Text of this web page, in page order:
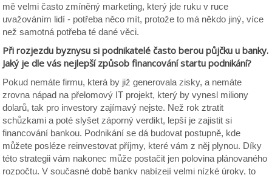
mě velmi často zmíněný marketing, který jde ruku v ruce
uvažováním lidí - potřeba něco mít, protože to má někdo jiný, více
než samotná potřeba té dané věci.
Při rozjezdu byznysu si podnikatelé často berou půjčku u banky.
Jaký je dle vás nejlepší způsob financování startu podnikání?
Pokud nemáte firmu, která by již generovala zisky, a nemáte
zrovna nápad na přelomový IT projekt, který by vynesl miliony
dolarů, tak pro investory zajímavý nejste. Než rok ztratit
schůzkami a poté slyšet záporný verdikt, lepší je zajistit si
financování bankou. Podnikání se dá budovat postupně, kde
můžete posléze reinvestovat příjmy, které vám z něj plynou. Díky
této strategii vám nakonec může postačit jen polovina plánovaného
rozpočtu. V současné době banky nabízejí velmi nízké úroky, to